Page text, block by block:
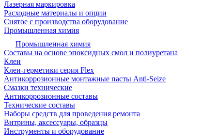
Лазерная маркировка
Расходные материалы и опции
Снятое с производства оборудование
Промышленная химия
Промышленная химия
Составы на основе эпоксидных смол и полиуретана
Клеи
Клеи-герметики серия Flex
Антикоррозионные монтажные пасты Anti-Seize
Смазки технические
Антикоррозионные составы
Технические составы
Наборы средств для проведения ремонта
Витрины, аксессуары, образцы
Инструменты и оборудование